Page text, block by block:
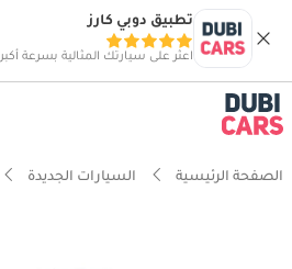
تطبيق دوبي كارز
اعثر على سيارتك المثالية بسرعة أكبر
الصفحة الرئيسية السيارات الجديدة